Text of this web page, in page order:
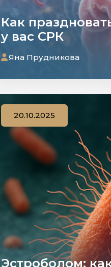
Как
у вас СРК
Яна Прудникова
Эстроболом:
20.10.2025